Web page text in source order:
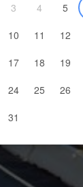
3
4 5
10
11 12
17
18 19
24
25 26
31